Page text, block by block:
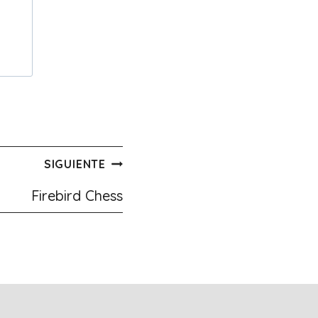
SIGUIENTE
Firebird Chess